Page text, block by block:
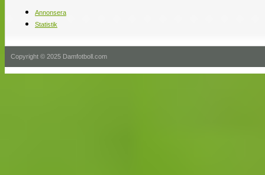
Annonsera
Statistik
Copyright © 2025 Damfotboll.com